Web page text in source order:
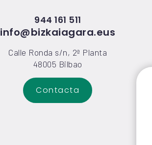
944 161 511
info@bizkaiagara.eus
Calle Ronda s/n, 2ª Planta
48005 Bilbao
Contacta